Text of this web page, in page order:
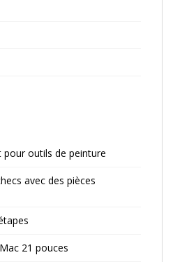
pour outils de peinture
avec des pièces
21 pouces